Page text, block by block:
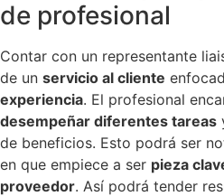
de profesional
Contar con un representante
de un servicio al cliente
experiencia. El profesional
desempeñar diferentes tareas
de beneficios. Esto podrá ser
en que empiece a ser pieza
proveedor. Así podrá tender